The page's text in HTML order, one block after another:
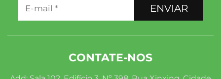
ENVIAR
CONTATE-NOS